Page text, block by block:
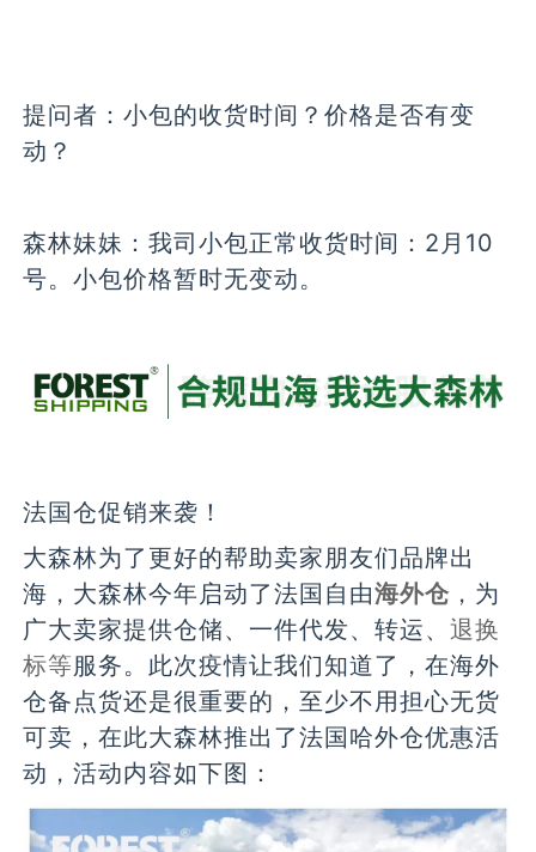
提问者：小包的收货时间？价格是否有变
动？
森林妹妹：我司小包正常收货时间：2月10
号。小包价格暂时无变动。
法国仓促销来袭！
大森林为了更好的帮助卖家朋友们品牌出
海，大森林今年启动了法国自由海外仓 ，为
广大卖家提供仓储、一件代发、转运、退换
标等服务。此次疫情让我们知道了，在海外
仓备点货还是很重要的，至少不用担心无货
可卖，在此大森林推出了法国哈外仓优惠活
动，活动内容如下图：